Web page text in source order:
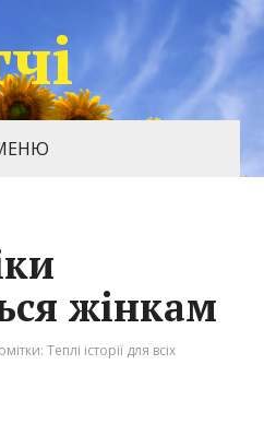
жінкам
Теплі історії для всіх